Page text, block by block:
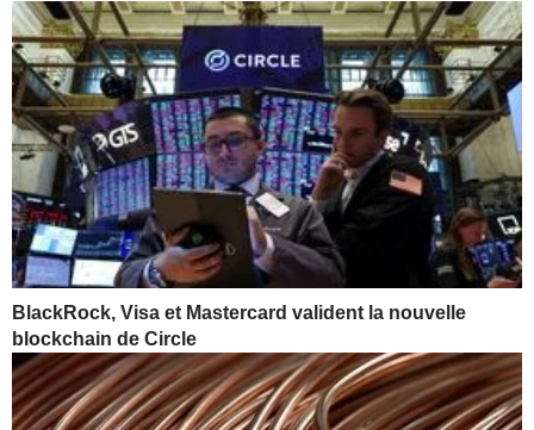
BlackRock, Visa et Mastercard valident la nouvelle
blockchain de Circle